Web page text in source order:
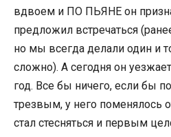
вдвоем и ПО ПЬЯНЕ он
предложил встречаться
но мы всегда делали один и
сложно). А сегодня он
год. Все бы ничего, если бы
трезвым, у него поменялось
стал стесняться и первым